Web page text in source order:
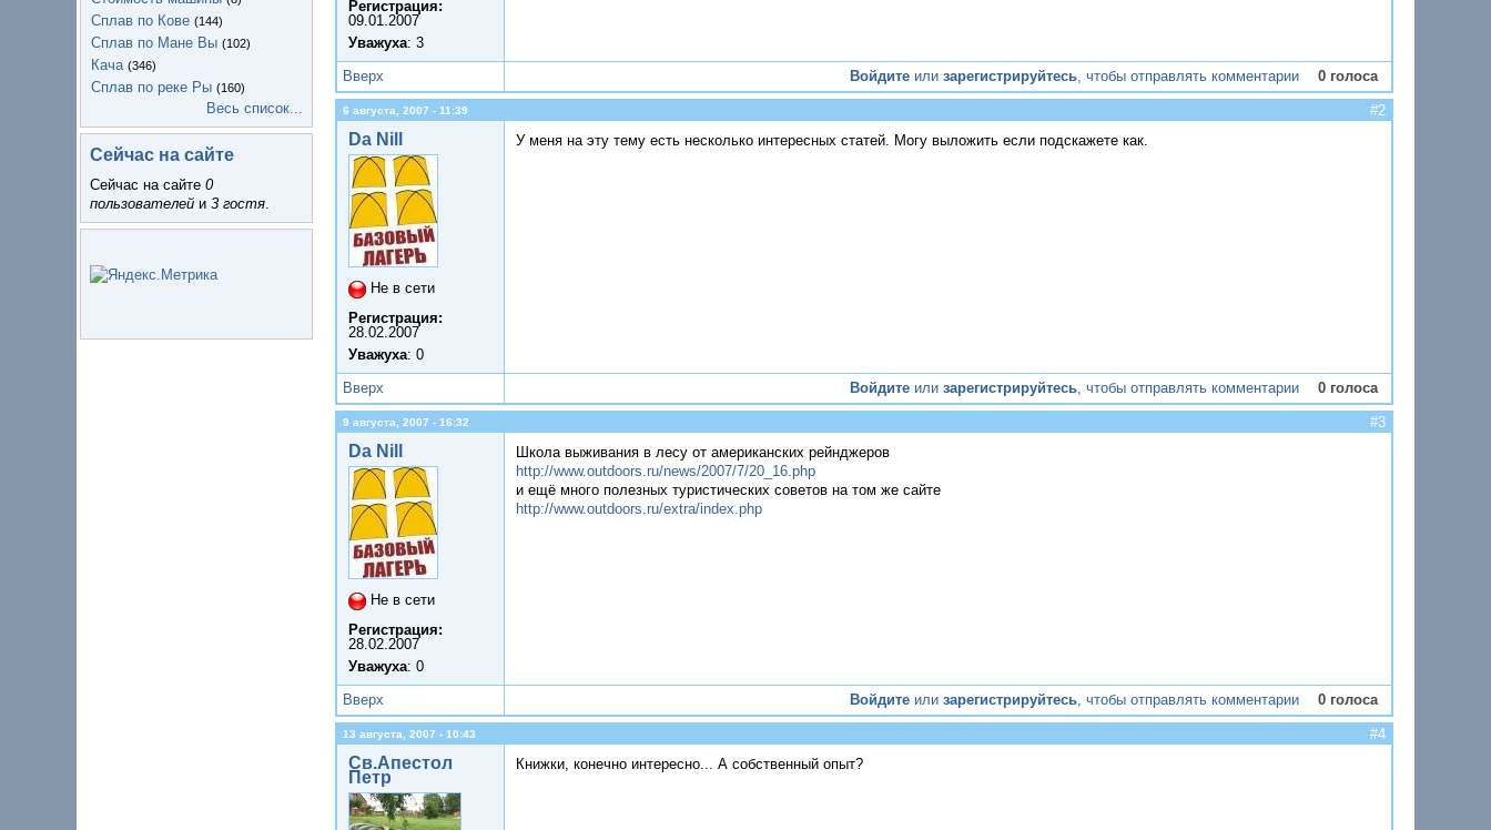
Сплав по Кове (144)
Сплав по Мане Вы (102)
Кача (346)
Сплав по реке Ры (160)
Весь список...
Сейчас на сайте
Сейчас на сайте 0
пользователей и 3 гостя.
Регистрация:
09.01.2007
Уважуха: 3
Вверх Войдите илизарегистрируйтесь, чтобы отправлять комментарии 0 голоса
6 августа, 2007 - 11:39 #2
Da Nill
Не в сети
Регистрация:
28.02.2007
Уважуха: 0
У меня на эту тему есть несколько интересных статей. Могу выложить если подскажете как.
Вверх Войдите илизарегистрируйтесь, чтобы отправлять комментарии 0 голоса
9 августа, 2007 - 16:32 #3
Da Nill
Не в сети
Регистрация:
28.02.2007
Уважуха: 0
Школа выживания в лесу от американских рейнджеров
http://www.outdoors.ru/news/2007/7/20_16.php
и ещё много полезных туристических советов на том же сайте
http://www.outdoors.ru/extra/index.php
Вверх Войдите илизарегистрируйтесь, чтобы отправлять комментарии 0 голоса
13 августа, 2007 - 10:43 #4
Св.Апестол
Петр
Книжки, конечно интересно... А собственный опыт?